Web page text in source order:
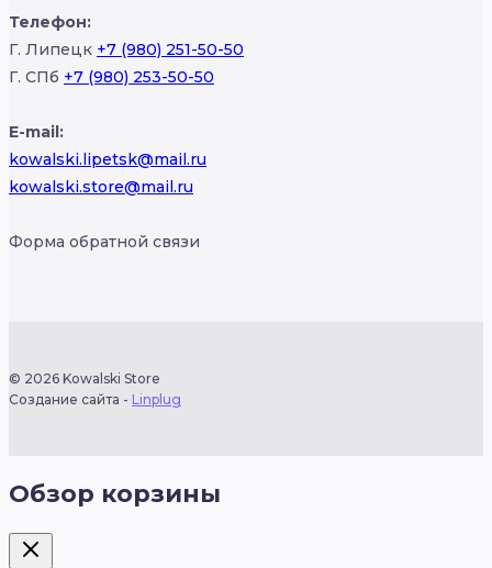
Телефон:
Г. Липецк +7 (980) 251-50-50
Г. СПб +7 (980) 253-50-50
E-mail:
kowalski.lipetsk@mail.ru
kowalski.store@mail.ru
Форма обратной связи
© 2026 Kowalski Store
Создание сайта - Linplug
Обзор корзины